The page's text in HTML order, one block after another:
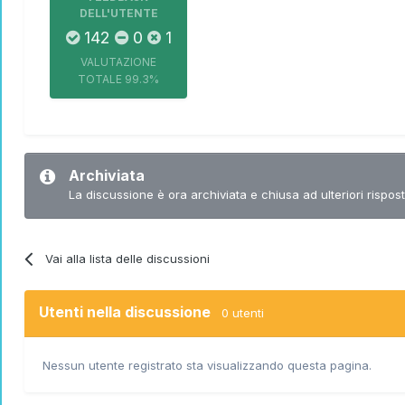
DELL'UTENTE
142 0 1
VALUTAZIONE
TOTALE 99.3%
Archiviata
La discussione è ora archiviata e chiusa ad ulteriori
Vai alla lista delle discussioni
Utenti nella discussione 0 utenti
Nessun utente registrato sta visualizzando questa pagina.